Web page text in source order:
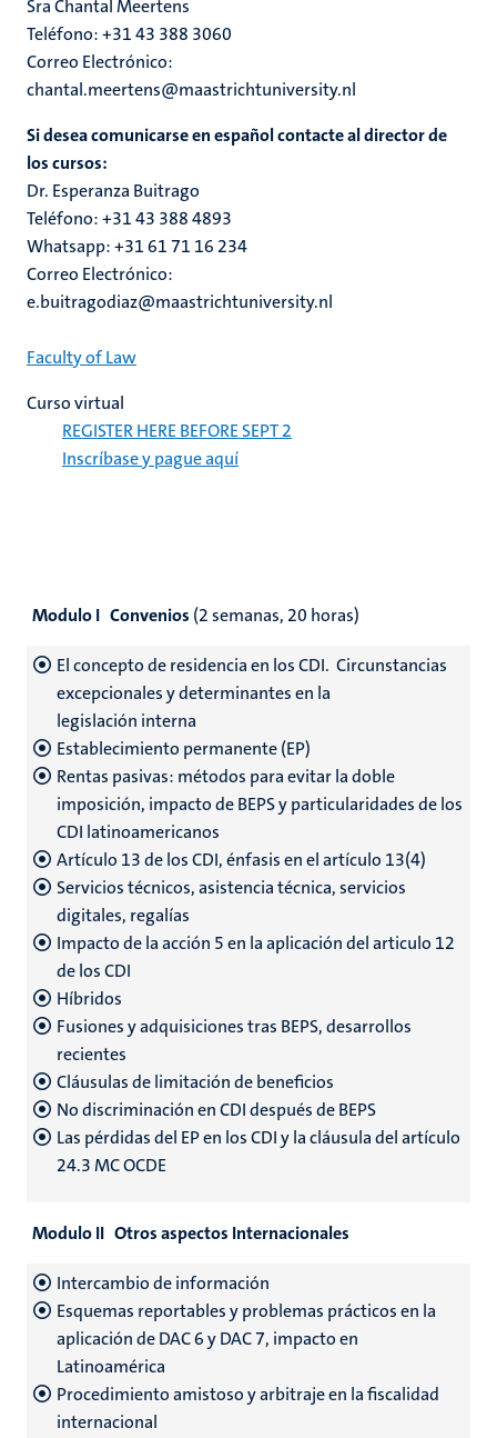
Sra Chantal Meertens
Teléfono: +31 43 388 3060
Correo Electrónico:
chantal.meertens@maastrichtuniversity.nl
Si desea comunicarse en español contacte al director de
los cursos:
Dr. Esperanza Buitrago
Teléfono: +31 43 388 4893
Whatsapp: +31 61 71 16 234
Correo Electrónico:
e.buitragodiaz@maastrichtuniversity.nl
Faculty of Law
Curso virtual
REGISTER HERE BEFORE SEPT 2
Inscríbase y pague aquí
Modulo I Convenios (2 semanas, 20 horas)
El concepto de residencia en los CDI. Circunstancias
excepcionales y determinantes en la
legislación interna
Establecimiento permanente (EP)
Rentas pasivas: métodos para evitar la doble
imposición, impacto de BEPS y particularidades de los
CDI latinoamericanos
Artículo 13 de los CDI, énfasis en el artículo 13(4)
Servicios técnicos, asistencia técnica, servicios
digitales, regalías
Impacto de la acción 5 en la aplicación del articulo 12
de los CDI
Híbridos
Fusiones y adquisiciones tras BEPS, desarrollos
recientes
Cláusulas de limitación de beneficios
No discriminación en CDI después de BEPS
Las pérdidas del EP en los CDI y la cláusula del artículo
24.3 MC OCDE
Modulo II Otros aspectos Internacionales
Intercambio de información
Esquemas reportables y problemas prácticos en la
aplicación de DAC 6 y DAC 7, impacto en
Latinoamérica
Procedimiento amistoso y arbitraje en la fiscalidad
internacional